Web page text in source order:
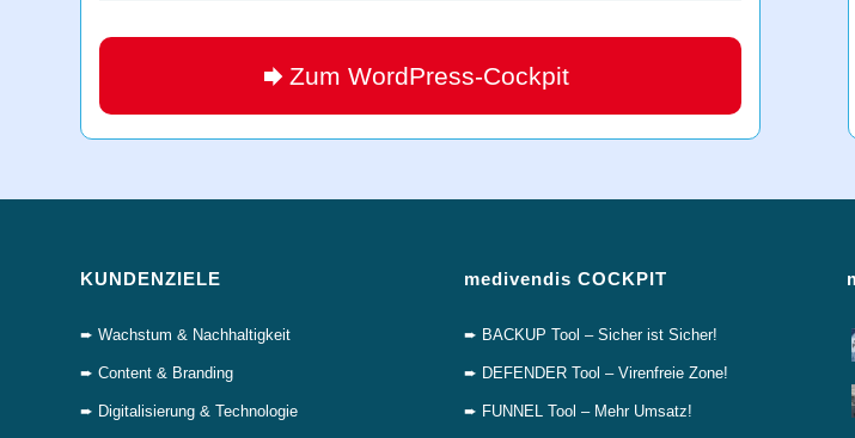
Zum WordPress-Cockpit
KUNDENZIELE
➨ Wachstum & Nachhaltigkeit
➨ Content & Branding
➨ Digitalisierung & Technologie
medivendis COCKPIT
➨ BACKUP Tool – Sicher ist Sicher!
➨ DEFENDER Tool – Virenfreie Zone!
➨ FUNNEL Tool – Mehr Umsatz!